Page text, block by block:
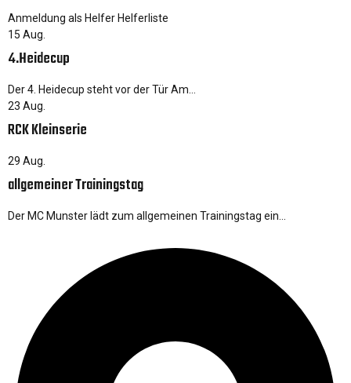
Anmeldung als Helfer Helferliste
15 Aug.
4.Heidecup
Der 4. Heidecup steht vor der Tür Am…
23 Aug.
RCK Kleinserie
29 Aug.
allgemeiner Trainingstag
Der MC Munster lädt zum allgemeinen Trainingstag ein…